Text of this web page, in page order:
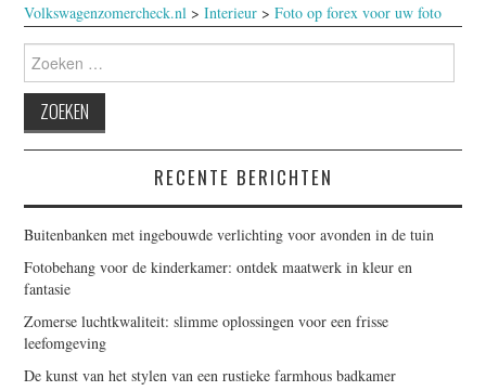
Volkswagenzomercheck.nl >Interieur >Foto op forex voor uw foto
Zoeken
naar:
RECENTE BERICHTEN
Buitenbanken met ingebouwde verlichting voor avonden in de tuin
Fotobehang voor de kinderkamer: ontdek maatwerk in kleur en
fantasie
Zomerse luchtkwaliteit: slimme oplossingen voor een frisse
leefomgeving
De kunst van het stylen van een rustieke farmhous badkamer